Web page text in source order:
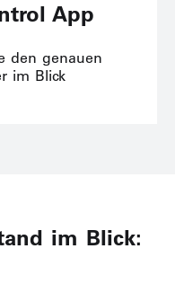
App
den genauen
im Blick
im Blick: